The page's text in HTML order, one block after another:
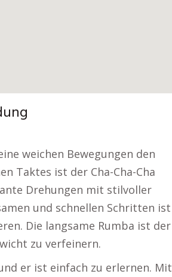
weichen Bewegungen den
Taktes ist der Cha-Cha-Cha
Drehungen mit stilvoller
und schnellen Schritten ist
Die langsame Rumba ist der
zu verfeinern.
er ist einfach zu erlernen. Mit